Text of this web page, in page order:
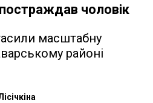
чоловік
масштабну
районі